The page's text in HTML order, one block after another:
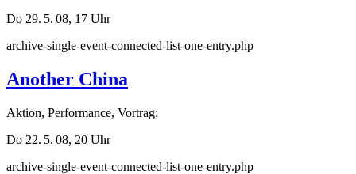
Do 29. 5. 08, 17 Uhr
archive-single-event-connected-list-one-entry.php
Another China
Aktion, Performance, Vortrag:
Do 22. 5. 08, 20 Uhr
archive-single-event-connected-list-one-entry.php